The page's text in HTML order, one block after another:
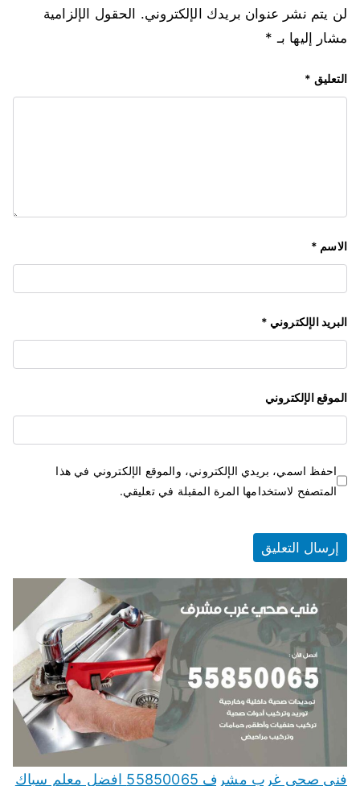
لن يتم نشر عنوان بريدك الإلكتروني.
الحقول الإلزامية
مشار إليها بـ *
التعليق *
الاسم *
البريد الإلكتروني *
الموقع الإلكتروني
احفظ اسمي، بريدي الإلكتروني، والموقع الإلكتروني في هذا
المتصفح لاستخدامها المرة المقبلة في تعليقي.
فني صحي غرب مشرف 55850065 افضل معلم سباك